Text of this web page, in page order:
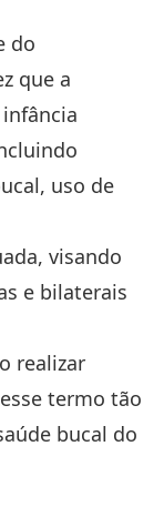
do
que a
uso de
visando
e bilaterais
realizar
termo tão
bucal do